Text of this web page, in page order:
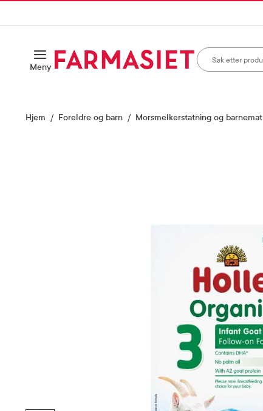
INNHOLD
MenyÅpne
Søk i apotek
Hjem Foreldre og barn Morsmelkerstatning og barnemat